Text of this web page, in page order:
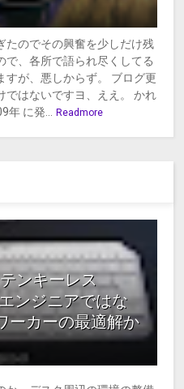
たのでその興奮を少しだけ残
で、各所で語られ尽くしてる
すが、悪しからず。 ブログ更
ではないですヨ、ええ。 かれ
に発...
Readmore
ンキーレス
ンジニアではな
ーカーの最適解か